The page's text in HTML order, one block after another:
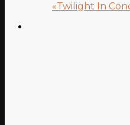
«Twilight In